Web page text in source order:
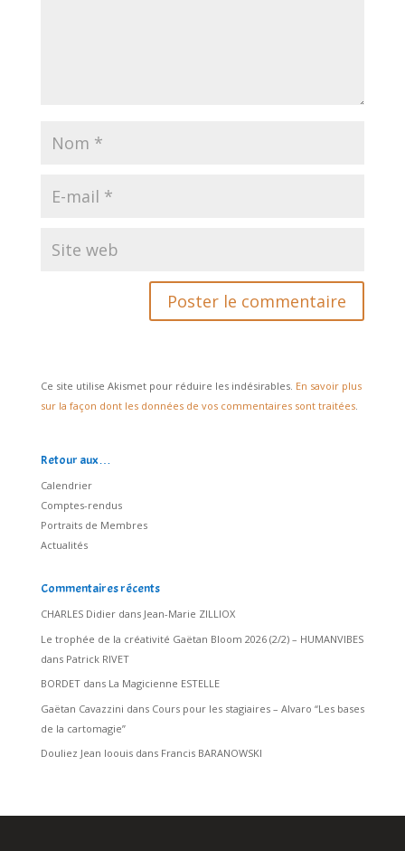
Ce site utilise Akismet pour réduire les indésirables. En savoir plus
sur la façon dont les données de vos commentaires sont traitées.
Retour aux…
Calendrier
Comptes-rendus
Portraits de Membres
Actualités
Commentaires récents
CHARLES Didierdans Jean-Marie ZILLIOX
Le trophée de la créativité Gaëtan Bloom 2026 (2/2) – HUMANVIBES
dans Patrick RIVET
BORDETdans La Magicienne ESTELLE
Gaëtan Cavazzini dans Cours pour les stagiaires – Alvaro “Les bases
de la cartomagie”
Douliez Jean loouisdans Francis BARANOWSKI